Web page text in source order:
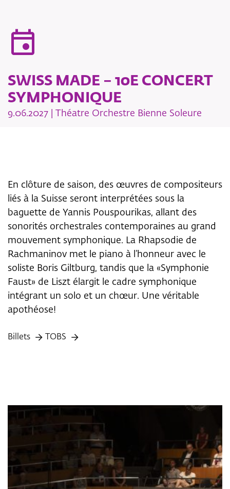
event
SWISS MADE – 10E CONCERT
SYMPHONIQUE
9.06.2027 | Théatre Orchestre Bienne Soleure
En clôture de saison, des œuvres de compositeurs
liés à la Suisse seront interprétées sous la
baguette de Yannis Pouspourikas, allant des
sonorités orchestrales contemporaines au grand
mouvement symphonique. La Rhapsodie de
Rachmaninov met le piano à l’honneur avec le
soliste Boris Giltburg, tandis que la «Symphonie
Faust» de Liszt élargit le cadre symphonique
intégrant un solo et un chœur. Une véritable
apothéose!
Billets TOBS